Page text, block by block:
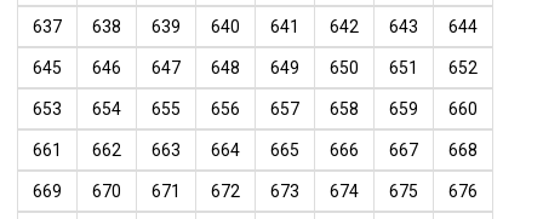
637 638 639 640 641 642 643 644
645 646 647 648 649 650 651 652
653 654 655 656 657 658 659 660
661 662 663 664 665 666 667 668
669 670 671 672 673 674 675 676